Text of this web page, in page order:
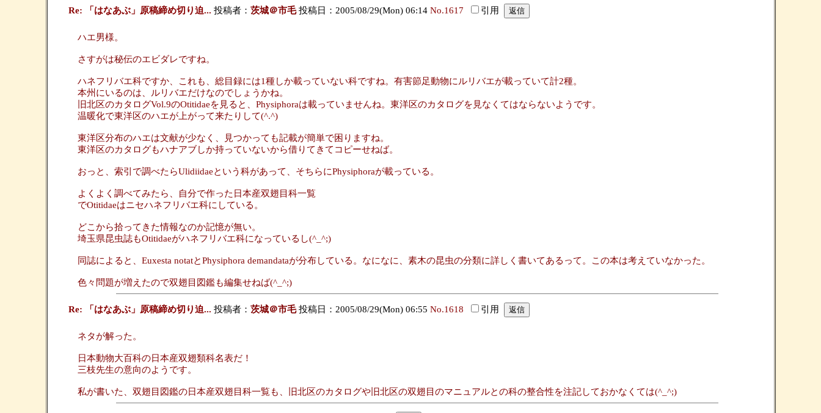
Re: 「はなあぶ」原稿締め切り迫... 投稿者： 茨城＠市毛投稿日：2005/08/29(Mon) 06:14 No.1617 引用
ハエ男様。
さすがは秘伝のエビダレですね。
ハネフリバエ科ですか、これも、総目録には1種しか載っていない科ですね。有害節足動物にルリバエが載っていて計2種。
本州にいるのは、ルリバエだけなのでしょうかね。
旧北区のカタログVol.9のOtitidaeを見ると、Physiphoraは載っていませんね。東洋区のカタログを見なくてはならないようです。
温暖化で東洋区のハエが上がって来たりして(^.^)
東洋区分布のハエは文献が少なく、見つかっても記載が簡単で困りますね。
東洋区のカタログもハナアブしか持っていないから借りてきてコピーせねば。
おっと、索引で調べたらUlidiidaeという科があって、そちらにPhysiphoraが載っている。
よくよく調べてみたら、自分で作った日本産双翅目科一覧
でOtitidaeはニセハネフリバエ科にしている。
どこから拾ってきた情報なのか記憶が無い。
埼玉県昆虫誌もOtitidaeがハネフリバエ科になっているし(^_^;)
同誌によると、Euxesta notatとPhysiphora demandataが分布している。なになに、素木の昆虫の分類に詳しく書いてあるって。この本は考えていなかった。
色々問題が増えたので双翅目図鑑も編集せねば(^_^;)
Re: 「はなあぶ」原稿締め切り迫... 投稿者： 茨城＠市毛投稿日：2005/08/29(Mon) 06:55 No.1618 引用
ネタが解った。
日本動物大百科の日本産双翅類科名表だ！
三枝先生の意向のようです。
私が書いた、双翅目図鑑の日本産双翅目科一覧も、旧北区のカタログや旧北区の双翅目のマニュアルとの科の整合性を注記しておかなくては(^_^;)